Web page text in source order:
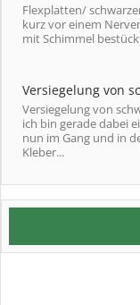
Flexplatten/
kurz vor einem
mit Schimmel
Versiegelung von
Versiegelung von
ich bin gerade dabei
nun im Gang und in
Kleber...